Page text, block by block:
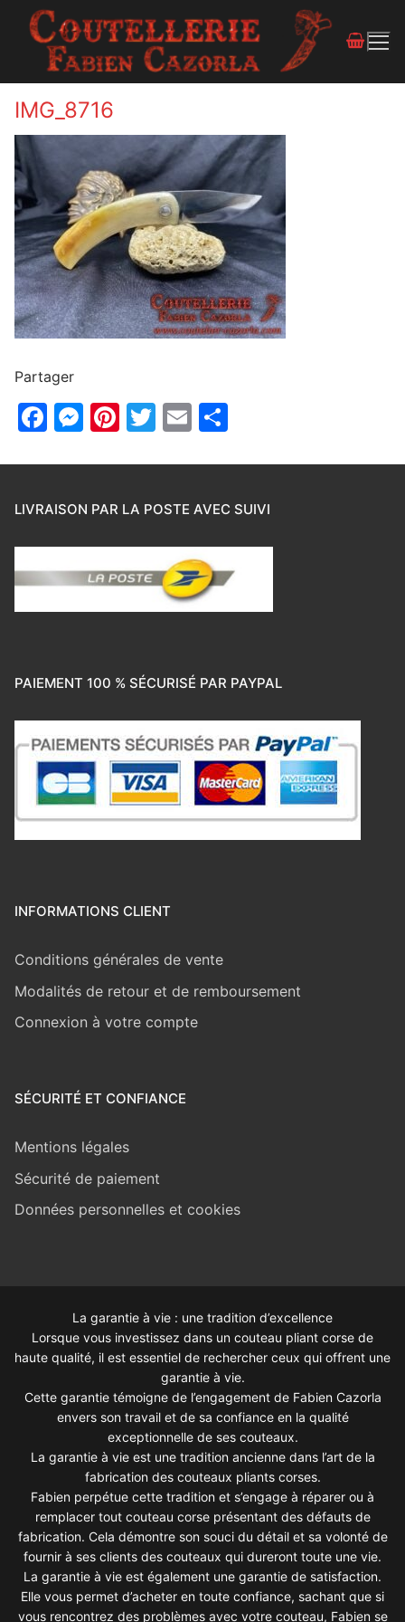
IMG_8716
Partager
Facebook
Messenger
Pinterest
Twitter
Email
LIVRAISON PAR LA POSTE AVEC SUIVI
PAIEMENT 100 % SÉCURISÉ PAR PAYPAL
INFORMATIONS CLIENT
Conditions générales de vente
Modalités de retour et de remboursement
Connexion à votre compte
SÉCURITÉ ET CONFIANCE
Mentions légales
Sécurité de paiement
Données personnelles et cookies
La garantie à vie : une tradition d’excellence
Lorsque vous investissez dans un couteau pliant corse de
haute qualité, il est essentiel de rechercher ceux qui offrent une
garantie à vie.
Cette garantie témoigne de l’engagement de Fabien Cazorla
envers son travail et de sa confiance en la qualité
exceptionnelle de ses couteaux.
La garantie à vie est une tradition ancienne dans l’art de la
fabrication des couteaux pliants corses.
Fabien perpétue cette tradition et s’engage à réparer ou à
remplacer tout couteau corse présentant des défauts de
fabrication. Cela démontre son souci du détail et sa volonté de
fournir à ses clients des couteaux qui dureront toute une vie.
La garantie à vie est également une garantie de satisfaction.
Elle vous permet d’acheter en toute confiance, sachant que si
vous rencontrez des problèmes avec votre couteau, Fabien se